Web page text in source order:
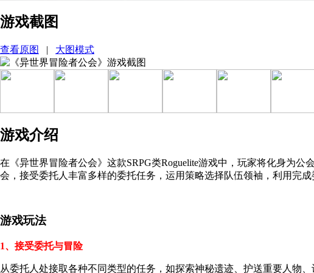
游戏截图
查看原图 | 大图模式
游戏介绍
在《异世界冒险者公会》这款SRPG类Roguelite游戏中，玩家将化身为
会，接受委托人丰富多样的委托任务，运用策略选择队伍领袖，利用完
游戏玩法
1、接受委托与冒险
从委托人处接取各种不同类型的任务，如探索神秘遗迹、护送重要人物